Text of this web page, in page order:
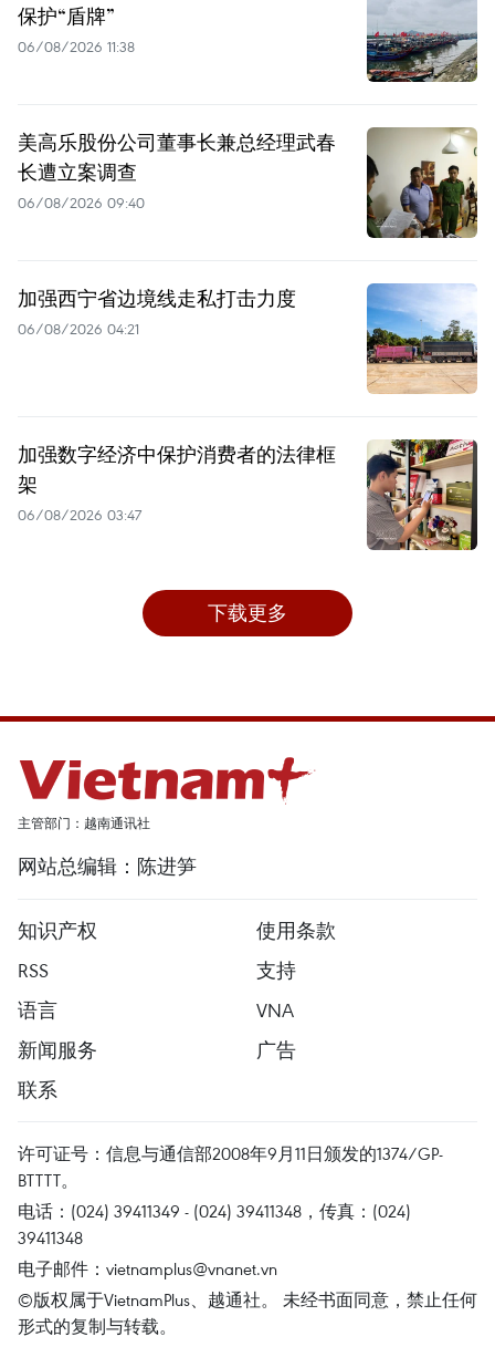
保护“盾牌”
06/08/2026 11:38
美高乐股份公司董事长兼总经理武春
长遭立案调查
06/08/2026 09:40
加强西宁省边境线走私打击力度
06/08/2026 04:21
加强数字经济中保护消费者的法律框
架
06/08/2026 03:47
下载更多
主管部门：越南通讯社
网站总编辑：陈进笋
知识产权
使用条款
RSS
支持
语言
VNA
新闻服务
广告
联系
许可证号：信息与通信部2008年9月11日颁发的1374/GP-
BTTTT。
电话：(024) 39411349 - (024) 39411348，传真：(024)
39411348
电子邮件： vietnamplus@vnanet.vn
©版权属于VietnamPlus、越通社。 未经书面同意，禁止任何
形式的复制与转载。